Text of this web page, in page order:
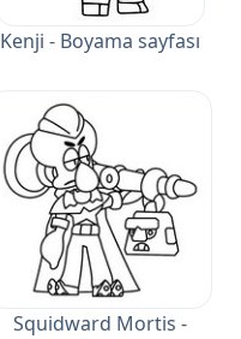
Kenji - Boyama sayfası
Squidward Mortis -